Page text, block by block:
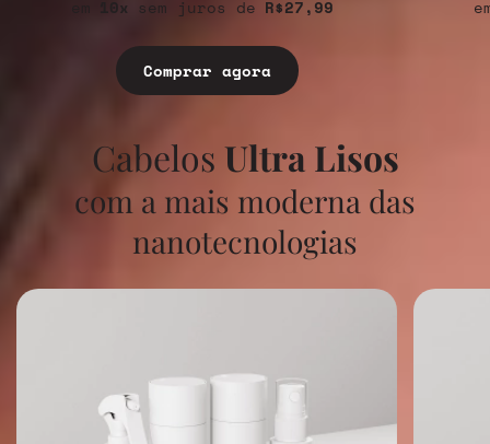
10
R$27,99
sem juros
Comprar agora
Cabelos Ultra Lisos
com a mais moderna das
nanotecnologias